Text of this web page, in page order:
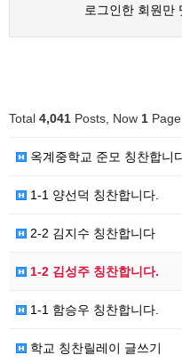
로그인한 회원만
Total 4,041 Posts, Now 1 Page
옥계중학교 준모 칭찬합니
1-1 양선덕 칭찬합니다.
2-2 김지수 칭찬합니다
1-2 김성주 칭찬합니다.
1-1 함승우 칭찬합니다.
학교 칭찬릴레이 글쓰기